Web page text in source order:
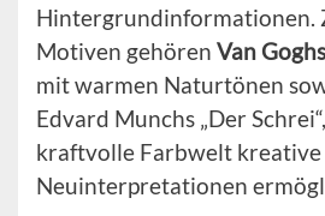
Hintergrundinformationen.
Motiven gehören Van
mit warmen Naturtönen
Edvard Munchs „Der
kraftvolle Farbwelt kreative
Neuinterpretationen